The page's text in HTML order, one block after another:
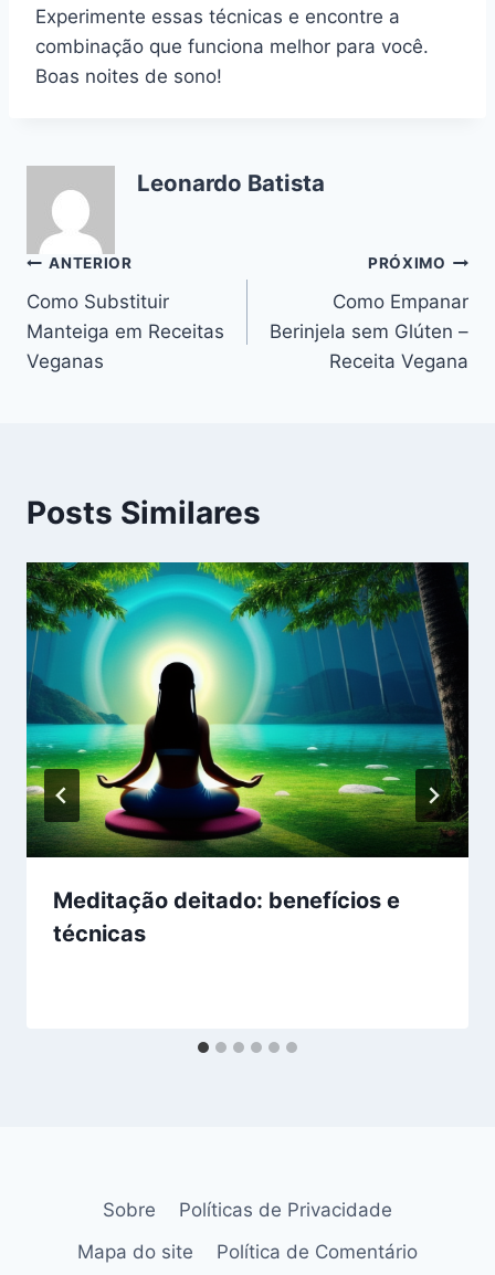
Experimente essas técnicas e encontre a
combinação que funciona melhor para você.
Boas noites de sono!
Leonardo Batista
Navegação
de
Post
ANTERIOR
Como Substituir
Manteiga em Receitas
Veganas
PRÓXIMO
Como Empanar
Berinjela sem Glúten –
Receita Vegana
Posts Similares
Meditação deitado: benefícios e
técnicas
Sobre
Políticas de Privacidade
Mapa do site
Política de Comentário